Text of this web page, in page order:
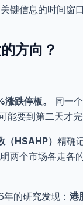
键信息的时间窗口
方向？
跌停板。
同一
要到第二天才完
HSAHP） 精确
两个市场各走
的研究发现： 港